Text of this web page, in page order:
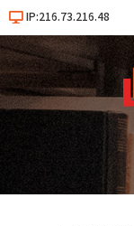
IP:216.73.216.48